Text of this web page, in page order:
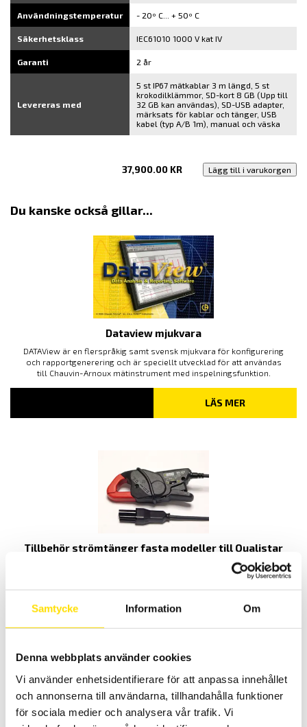
Samtycke Information Om
Denna webbplats använder cookies
Vi använder enhetsidentifierare för att anpassa innehållet
och annonserna till användarna, tillhandahålla funktioner
för sociala medier och analysera vår trafik. Vi
Användningstemperatur - 20º C... + 50º C
Säkerhetsklass IEC61010 1000 V kat IV
Garanti 2 år
Levereras med
5 st IP67 mätkablar 3 m längd, 5 st
krokodilklämmor, SD-kort 8 GB (Upp till
32 GB kan användas), SD-USB adapter,
märksats för kablar och tänger, USB
kabel (typ A/B 1m), manual och väska
37,900.00 KR Lägg till i varukorgen
Du kanske också gillar...
Dataview mjukvara
DATAView är en flerspråkig samt svensk mjukvara för konfigurering
och rapportgenerering och är speciellt utvecklad för att användas
till Chauvin-Arnoux mätinstrument med inspelningsfunktion.
LÄS MER
Tillbehör strömtänger fasta modeller till Qualistar
Tillbehör strömtänger med anslutningskontakt avpassade för
dessa effekt- och energianalysatorer från Chauvin-Arnoux: PEL51,
PEL52, PEL102, PEL103, PEL104, PEL105, PEL106, PEL112, PEL113, PEL115,
CA8220, CA8331, CA8333, CA8334, CA8335, CA8336, CA83435.
2,420.00 KR
TILL